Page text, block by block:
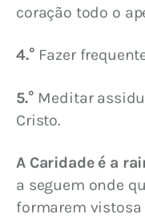
coração todo o
4.° Fazer
5.° Meditar
Cristo.
A Caridade é a
a seguem onde
formarem vistosa